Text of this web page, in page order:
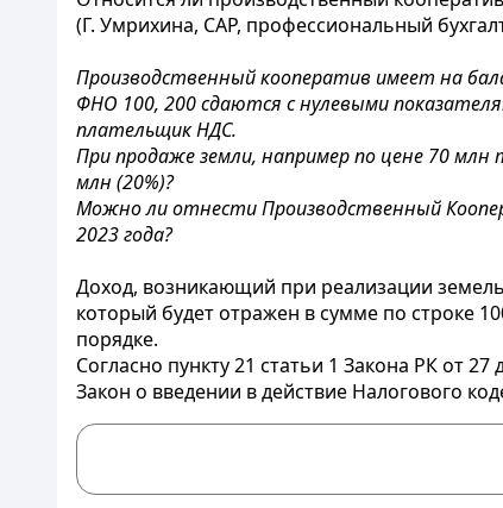
(Г. Умрихина, CAP, профессиональный
Производственный кооператив имеет на
ФНО 100, 200 сдаются с нулевыми
плательщик НДС.
При продаже земли, например по цене 70
млн (20%)?
Можно ли отнести Производственный
2023 года?
Доход, возникающий при реализации
который будет отражен в сумме по строке
порядке.
Согласно пункту 21 статьи 1 Закона РК от
Закон о введении в действие Налогового